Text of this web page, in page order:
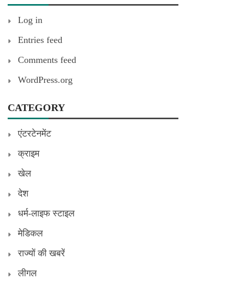
Log in
Entries feed
Comments feed
WordPress.org
CATEGORY
एंटरटेनमेंट
क्राइम
खेल
देश
धर्म-लाइफ स्टाइल
मेडिकल
राज्यों की खबरें
लीगल